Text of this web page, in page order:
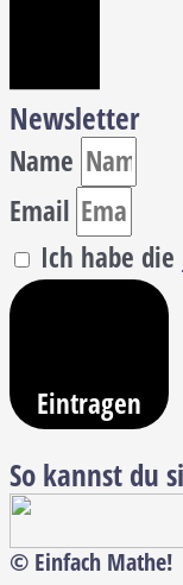
Newsletter
Name
Email
Ich habe die
Eintragen
So kannst du
© Einfach Mathe!